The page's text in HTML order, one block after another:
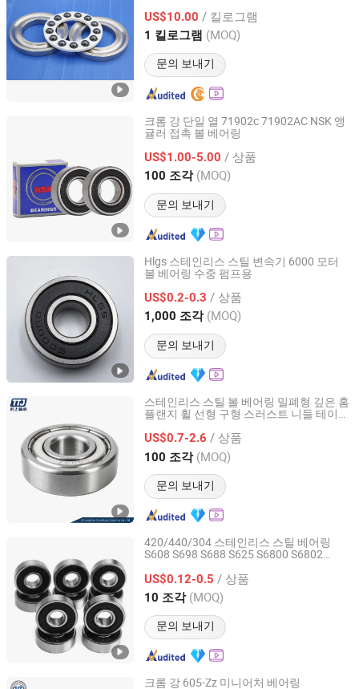
US$10.00 / 킬로그램
1 킬로그램 (MOQ)
문의 보내기
Zhejiang, China 이후 2024
크롬 강 단일 열 71902c 71902AC NSK 앵
귤러 접촉 볼 베어링
US$1.00-5.00 / 상품
100 조각 (MOQ)
문의 보내기
Huhai Bearing Manufacturing (Shandong Province) Co.,
Shandong, China 이후 2025
Hlgs 스테인리스 스틸 변속기 6000 모터
볼 베어링 수중 펌프용
US$0.2-0.3 / 상품
1,000 조각 (MOQ)
문의 보내기
Ningbo Zhenhai Hualei Bearing Co., Ltd
Zhejiang, China 이후 2024
스테인리스 스틸 볼 베어링 밀폐형 깊은 홈
플랜지 휠 선형 구형 스러스트 니들 테이퍼
US$0.7-2.6 / 상품
100 조각 (MOQ)
문의 보내기
Zhongshan Cunshang Bearing Co., Itd
Guangdong, China 이후 2026
420/440/304 스테인리스 스틸 베어링
S608 S698 S688 S625 S6800 S6802
US$0.12-0.5 / 상품
10 조각 (MOQ)
문의 보내기
Shanghai Ruomi Bearing Co., Ltd.
Shandong, China 이후 2025
크롬 강 605-Zz 미니어처 베어링